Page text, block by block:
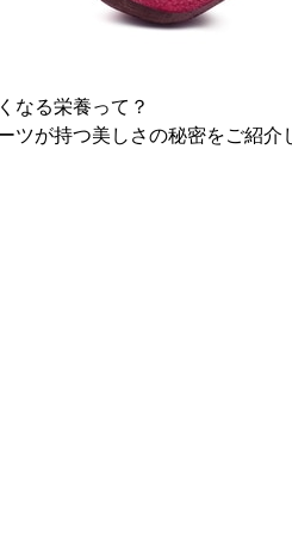
なる栄養って？
ツが持つ美しさの秘密をご紹介